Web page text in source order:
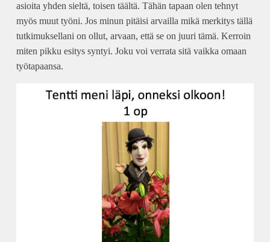
asioita yhden sieltä, toisen täältä. Tähän tapaan olen tehnyt
myös muut työni. Jos minun pitäisi arvailla mikä merkitys tällä
tutkimuksellani on ollut, arvaan, että se on juuri tämä. Kerroin
miten pikku esitys syntyi. Joku voi verrata sitä vaikka omaan
työtapaansa.